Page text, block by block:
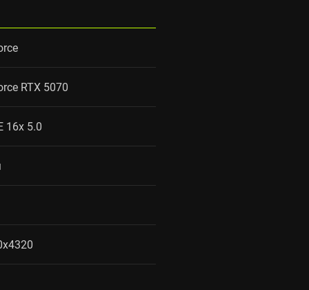
RTX 5070
16x 5.0